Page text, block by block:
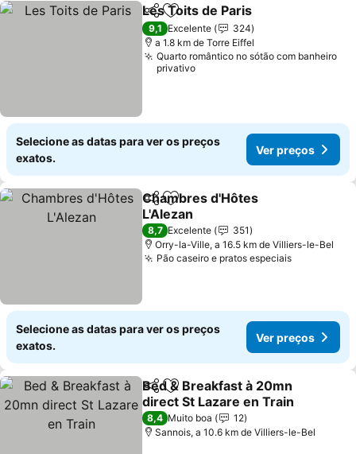
PartilharAdicionar aos favoritos
Les Toits de Paris
9,1 Excelente
324
a 1.8 km de Torre Eiffel
Quarto romântico no sótão com banheiro
privativo
Selecione as datas para ver os preços
exatos.
Ver preços
PartilharAdicionar aos favoritos
Chambres d'Hôtes
L'Alezan
Ver preços
8,7 Excelente
351
Orry-la-Ville, a 16.5 km de Villiers-le-Bel
Pão caseiro e pratos especiaisVer preços
Selecione as datas para ver os preços
exatos.
Ver preços
PartilharAdicionar aos favoritos
Bed & Breakfast à 20mn
direct St Lazare en Train
Ver preços
8,4 Muito boa
12
Sannois, a 10.6 km de Villiers-le-Bel